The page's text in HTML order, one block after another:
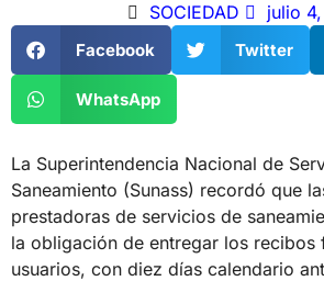
SOCIEDAD julio
Facebook Twitter
WhatsApp
La Superintendencia Nacional de
Saneamiento (Sunass) recordó que
prestadoras de servicios de
la obligación de entregar los recibos
usuarios, con diez días calendario